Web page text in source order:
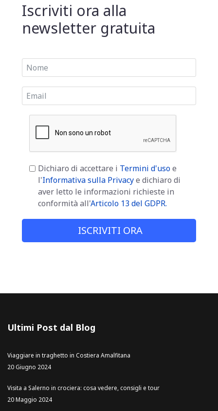
Iscriviti ora alla
newsletter gratuita
Dichiaro di accettare i Termini d'usoe
l'Informativa sulla Privacye dichiaro di
aver letto le informazioni richieste in
conformità all'Articolo 13 del GDPR.
ISCRIVITI ORA
Ultimi Post dal Blog
Viaggiare in traghetto in Costiera Amalfitana
20 Giugno 2024
Visita a Salerno in crociera: cosa vedere, consigli e tour
20 Maggio 2024